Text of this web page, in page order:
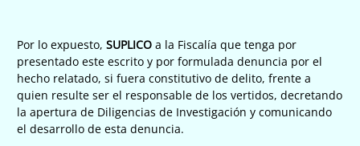
Por lo expuesto, SUPLICO a la Fiscalía que tenga por
presentado este escrito y por formulada denuncia por el
hecho relatado, si fuera constitutivo de delito, frente a
quien resulte ser el responsable de los vertidos, decretando
la apertura de Diligencias de Investigación y comunicando
el desarrollo de esta denuncia.